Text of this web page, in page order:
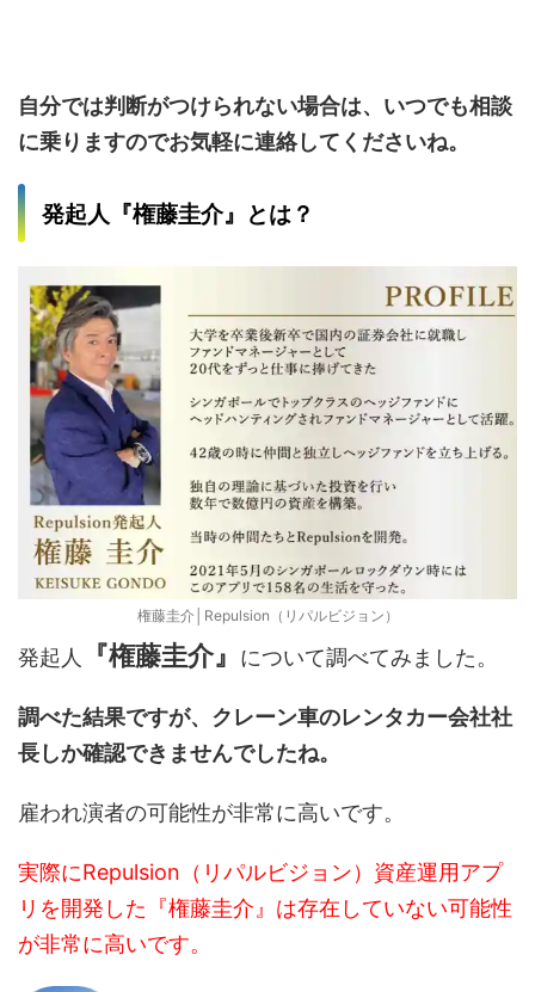
自分では判断がつけられない場合は、いつでも相談
に乗りますのでお気軽に連絡してくださいね。
発起人『権藤圭介』とは？
権藤圭介│Repulsion（リパルビジョン）
発起人 『権藤圭介』 について調べてみました。
調べた結果ですが、クレーン車のレンタカー会社社
長しか確認できませんでしたね。
雇われ演者の可能性が非常に高いです。
実際にRepulsion（リパルビジョン）資産運用アプ
リを開発した『権藤圭介』は存在していない可能性
が非常に高いです。